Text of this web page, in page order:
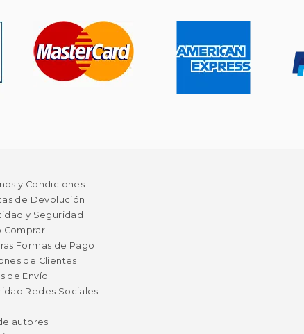
y Condiciones
de Devolución
y Seguridad
Comprar
Formas de Pago
de Clientes
de Envío
Redes Sociales
autores